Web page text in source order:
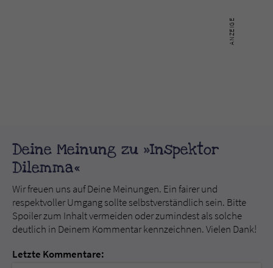
Deine Meinung zu »Inspektor
Dilemma«
Wir freuen uns auf Deine Meinungen. Ein fairer und
respektvoller Umgang sollte selbstverständlich sein. Bitte
Spoiler zum Inhalt vermeiden oder zumindest als solche
deutlich in Deinem Kommentar kennzeichnen. Vielen Dank!
Letzte Kommentare: